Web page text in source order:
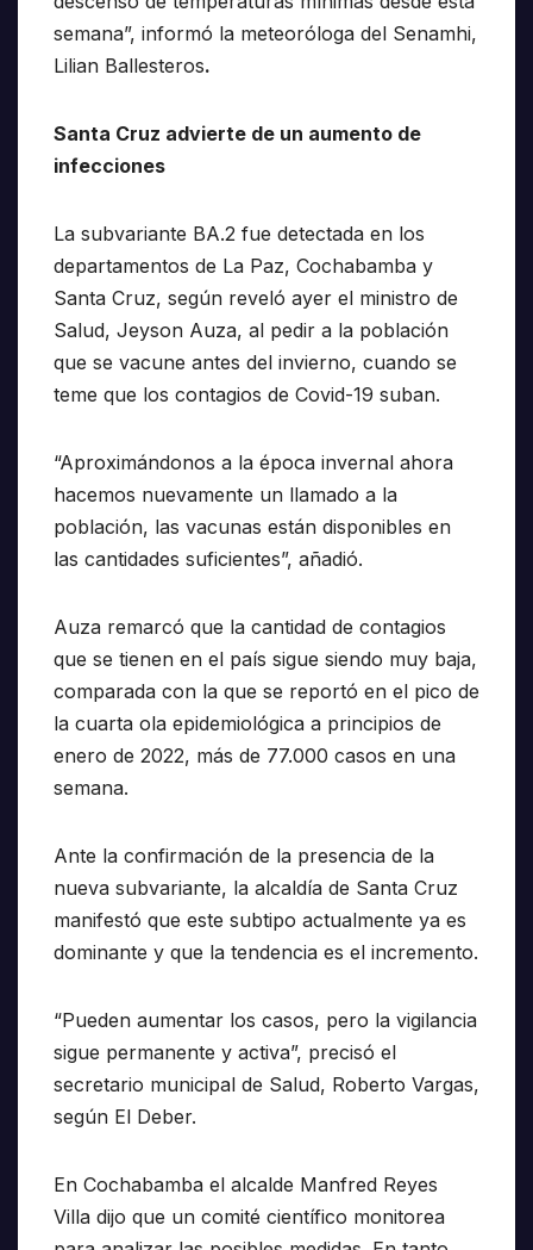
semana”, informó la meteoróloga del Senamhi,
Lilian Ballesteros.
Santa Cruz advierte de un aumento de
infecciones
La subvariante BA.2 fue detectada en los
departamentos de La Paz, Cochabamba y
Santa Cruz, según reveló ayer el ministro de
Salud, Jeyson Auza, al pedir a la población
que se vacune antes del invierno, cuando se
teme que los contagios de Covid-19 suban.
“Aproximándonos a la época invernal ahora
hacemos nuevamente un llamado a la
población, las vacunas están disponibles en
las cantidades suficientes”, añadió.
Auza remarcó que la cantidad de contagios
que se tienen en el país sigue siendo muy baja,
comparada con la que se reportó en el pico de
la cuarta ola epidemiológica a principios de
enero de 2022, más de 77.000 casos en una
semana.
Ante la confirmación de la presencia de la
nueva subvariante, la alcaldía de Santa Cruz
manifestó que este subtipo actualmente ya es
dominante y que la tendencia es el incremento.
“Pueden aumentar los casos, pero la vigilancia
sigue permanente y activa”, precisó el
secretario municipal de Salud, Roberto Vargas,
según El Deber.
En Cochabamba el alcalde Manfred Reyes
Villa dijo que un comité científico monitorea